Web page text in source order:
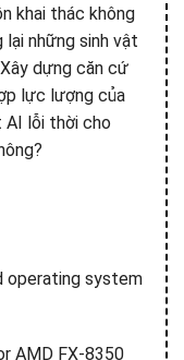
khai thác không
những sinh vật
dựng căn cứ
lực lượng của
AI lỗi thời cho
operating system
AMD FX-8350